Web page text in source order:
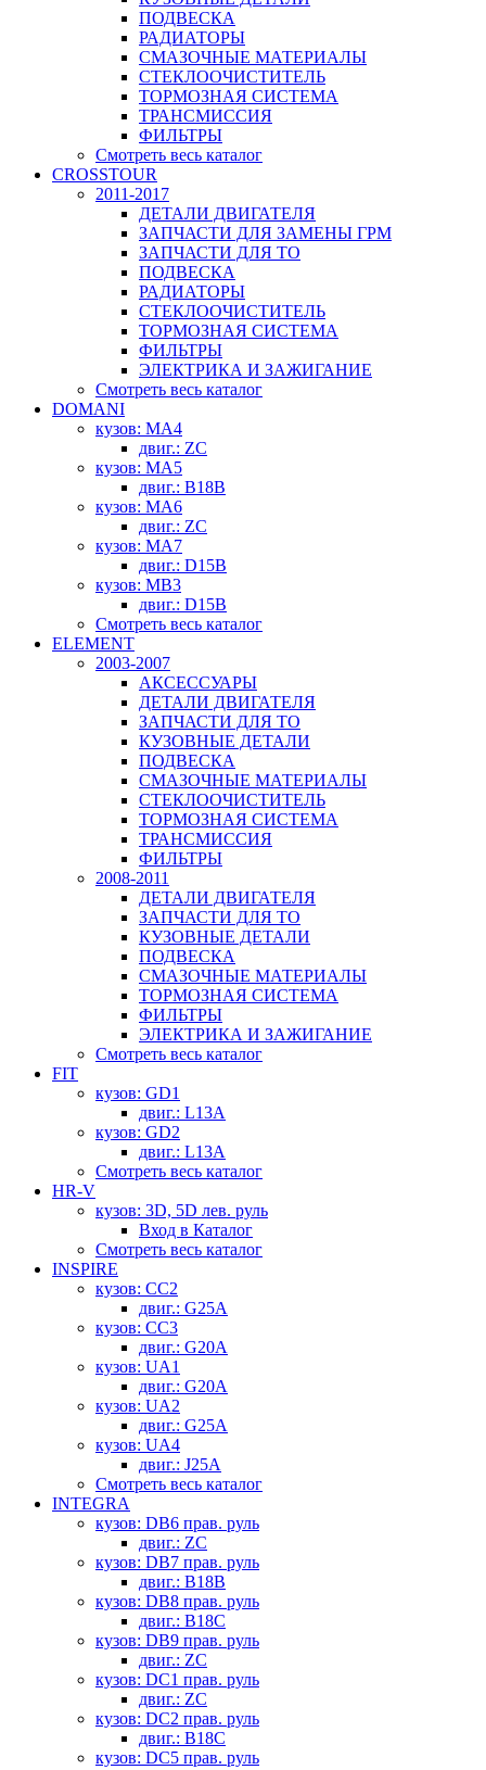
ПОДВЕСКА
РАДИАТОРЫ
СМАЗОЧНЫЕ МАТЕРИАЛЫ
СТЕКЛООЧИСТИТЕЛЬ
ТОРМОЗНАЯ СИСТЕМА
ТРАНСМИССИЯ
ФИЛЬТРЫ
Смотреть весь каталог
CROSSTOUR
2011-2017
ДЕТАЛИ ДВИГАТЕЛЯ
ЗАПЧАСТИ ДЛЯ ЗАМЕНЫ ГРМ
ЗАПЧАСТИ ДЛЯ ТО
ПОДВЕСКА
РАДИАТОРЫ
СТЕКЛООЧИСТИТЕЛЬ
ТОРМОЗНАЯ СИСТЕМА
ФИЛЬТРЫ
ЭЛЕКТРИКА И ЗАЖИГАНИЕ
Смотреть весь каталог
DOMANI
кузов: MA4
двиг.: ZC
кузов: MA5
двиг.: B18B
кузов: MA6
двиг.: ZC
кузов: MA7
двиг.: D15B
кузов: MB3
двиг.: D15B
Смотреть весь каталог
ELEMENT
2003-2007
АКСЕССУАРЫ
ДЕТАЛИ ДВИГАТЕЛЯ
ЗАПЧАСТИ ДЛЯ ТО
КУЗОВНЫЕ ДЕТАЛИ
ПОДВЕСКА
СМАЗОЧНЫЕ МАТЕРИАЛЫ
СТЕКЛООЧИСТИТЕЛЬ
ТОРМОЗНАЯ СИСТЕМА
ТРАНСМИССИЯ
ФИЛЬТРЫ
2008-2011
ДЕТАЛИ ДВИГАТЕЛЯ
ЗАПЧАСТИ ДЛЯ ТО
КУЗОВНЫЕ ДЕТАЛИ
ПОДВЕСКА
СМАЗОЧНЫЕ МАТЕРИАЛЫ
ТОРМОЗНАЯ СИСТЕМА
ФИЛЬТРЫ
ЭЛЕКТРИКА И ЗАЖИГАНИЕ
Смотреть весь каталог
FIT
кузов: GD1
двиг.: L13A
кузов: GD2
двиг.: L13A
Смотреть весь каталог
HR-V
кузов: 3D, 5D лев. руль
Вход в Каталог
Смотреть весь каталог
INSPIRE
кузов: CC2
двиг.: G25A
кузов: CC3
двиг.: G20A
кузов: UA1
двиг.: G20A
кузов: UA2
двиг.: G25A
кузов: UA4
двиг.: J25A
Смотреть весь каталог
INTEGRA
кузов: DB6 прав. руль
двиг.: ZC
кузов: DB7 прав. руль
двиг.: B18B
кузов: DB8 прав. руль
двиг.: B18C
кузов: DB9 прав. руль
двиг.: ZC
кузов: DC1 прав. руль
двиг.: ZC
кузов: DC2 прав. руль
двиг.: B18C
кузов: DC5 прав. руль